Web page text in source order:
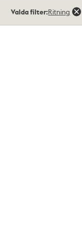
träffar
Valda filter:Ritning